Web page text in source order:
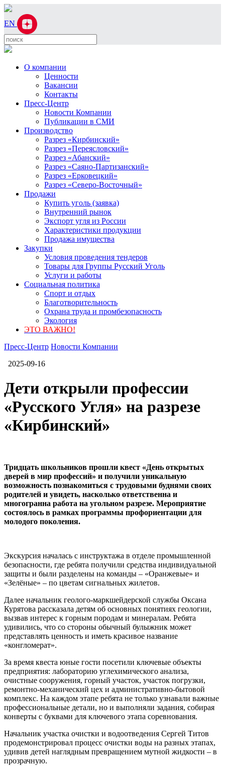
EN
О компании
Ценности
Вакансии
Контакты
Пресс-Центр
Новости Компании
Публикации в СМИ
Производство
Разрез «Кирбинский»
Разрез «Переясловский»
Разрез «Абанский»
Разрез «Саяно-Партизанский»
Разрез «Ерковецкий»
Разрез «Северо-Восточный»
Продажи
Купить уголь (заявка)
Внутренний рынок
Экспорт угля из России
Характеристики продукции
Продажа имущества
Закупки
Условия проведения тендеров
Товары для Группы Русский Уголь
Услуги и работы
Социальная политика
Спорт и отдых
Благотворительность
Охрана труда и промбезопасность
Экология
ЭТО ВАЖНО!
Пресс-Центр Новости Компании
2025-09-16
Дети открыли профессии
«Русского Угля» на разрезе
«Кирбинский»
Тридцать школьников прошли квест «День открытых
дверей в мир профессий» и получили уникальную
возможность познакомиться с трудовыми буднями своих
родителей и увидеть, насколько ответственна и
многогранна работа на угольном разрезе. Мероприятие
состоялось в рамках программы профориентации для
молодого поколения.
Экскурсия началась с инструктажа в отделе промышленной
безопасности, где ребята получили средства индивидуальной
защиты и были разделены на команды – «Оранжевые» и
«Зелёные» – по цветам сигнальных жилетов.
Далее начальник геолого-маркшейдерской службы Оксана
Курятова рассказала детям об основных понятиях геологии,
вызвав интерес к горным породам и минералам. Ребята
удивились, что со стороны обычный булыжник может
представлять ценность и иметь красивое название
«конгломерат».
За время квеста юные гости посетили ключевые объекты
предприятия: лабораторию углехимического анализа,
очистные сооружения, горный участок, участок погрузки,
ремонтно-механический цех и административно-бытовой
комплекс. На каждом этапе ребята не только узнавали важные
профессиональные детали, но и выполняли задания, собирая
конверты с буквами для ключевого этапа соревнования.
Начальник участка очистки и водоотведения Сергей Титов
продемонстрировал процесс очистки воды на разных этапах,
удивив детей наглядным превращением мутной жидкости – в
прозрачную.